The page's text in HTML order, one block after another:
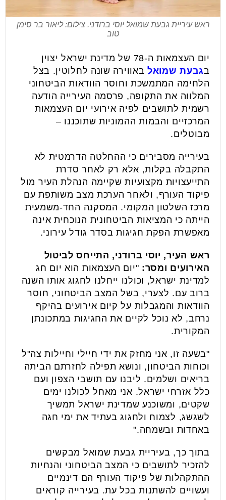
ראש עיריית גבעת שמואל יוסי ברודני. צילום: ליאור בר סימן
טוב
יום העצמאות ה-78 של מדינת ישראל יצוין
בגבעת שמואלבאווירה שונה לחלוטין. בצל
הלחימה המתמשכת וחוסר הוודאות הביטחוני
המלווה את התקופה, פרסמה העירייה הודעה
רשמית לתושבים לפיה אירועי יום העצמאות
המרכזיים והבמות ההמוניות שתוכננו –
מבוטלים.
בעירייה מסבירים כי ההחלטה הדרמטית לא
התקבלה בקלות, אלא רק לאחר סדרת
התייעצויות מקצועיות שקיימה הנהלת העיר מול
פיקוד העורף, ולאחר הערכת מצב משותפת עם
מרכז השלטון המקומי. המסקנה החד-משמעית
הייתה כי המציאות הביטחונית הנוכחית אינה
מאפשרת הפקת חגיגות בסדר גודל עירוני.
ראש העיר, יוסי ברודני, התייחס לביטול
האירועים ומסר: "יום העצמאות הוא יום חג
למדינת ישראל, וכולנו ייחלנו לחגוג אותו השנה
ברוב עם. לצערי, בשל המצב הביטחוני, חוסר
הוודאות והמגבלות על קיום אירועים בהיקף
נרחב, לא נוכל לקיים את החגיגות במתכונתן
המקורית.
"בשעה זו, אני מחזק את ידי חיילי וחיילות צה"ל
וכוחות הביטחון, ונושא תפילה לחזרתם הביתה
בריאים ושלמים. ליבנו עם תושבי הצפון ועם
כלל אזרחי ישראל. אני מאחל לכולנו ימים
שקטים, ומשוכנע שמדינת ישראל תמשיך
לשגשג, לצמוח ולחגוג בעתיד את ימי חגה
באחדות ובשמחה."
בתוך כך, בעיריית גבעת שמואל מבקשים
להזכיר לתושבים כי המצב הביטחוני והנחיות
ההתקהלות של פיקוד העורף הם דינמיים
ועשויים להשתנות בכל עת. בעירייה קוראים